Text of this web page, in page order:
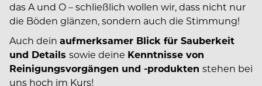
das A und O – schließlich wollen wir, dass nicht nur
die Böden glänzen, sondern auch die Stimmung!
Auch dein aufmerksamer Blick für Sauberkeit
und Details sowie deine Kenntnisse von
Reinigungsvorgängen und -produkten stehen bei
uns hoch im Kurs!